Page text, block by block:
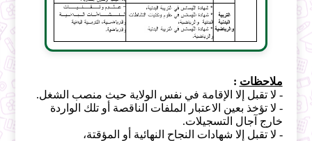
ملاحظات :
- لا تقبل إلا الإقامة في نفس الولاية حيث منصب الشغل.
- لا تؤخذ بعين الاعتبار الملفات الناقصة أو تلك الواردة
خارج آجال التسجيلات.
- لا تقبل إلا شهادات النجاح النهائية أو المؤقتة،